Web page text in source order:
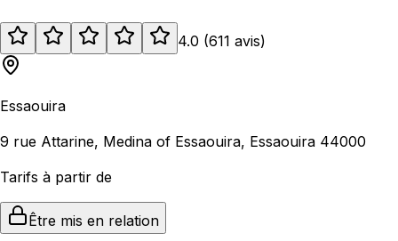
4.0 (611 avis)
Essaouira
9 rue Attarine, Medina of Essaouira, Essaouira 44000
Tarifs à partir de
Être mis en relation